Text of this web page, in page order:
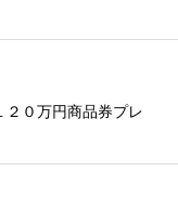
２０万円商品券プレ